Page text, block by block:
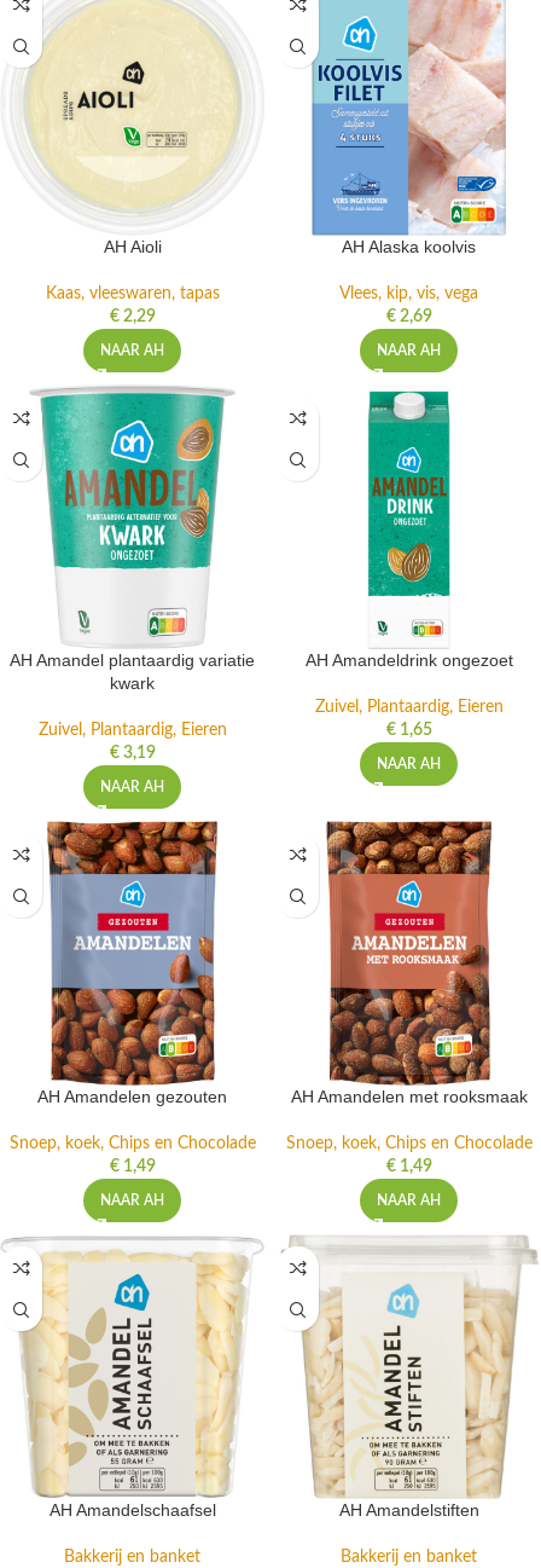
AH Aioli
Kaas, vleeswaren, tapas
€2,29
NAAR AH
AH Alaska koolvis
Vlees, kip, vis, vega
€2,69
NAAR AH
AH Amandel plantaardig variatie
kwark
Zuivel, Plantaardig, Eieren
€3,19
NAAR AH
AH Amandeldrink ongezoet
Zuivel, Plantaardig, Eieren
€1,65
NAAR AH
AH Amandelen gezouten
Snoep, koek, Chips en Chocolade
€1,49
NAAR AH
AH Amandelen met rooksmaak
Snoep, koek, Chips en Chocolade
€1,49
NAAR AH
AH Amandelschaafsel
Bakkerij en banket
AH Amandelstiften
Bakkerij en banket